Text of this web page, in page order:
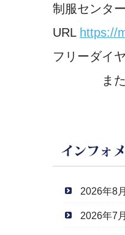
制服センタ
URL https://
フリーダイ
または
2026年8
2026年7